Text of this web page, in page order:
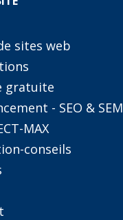
sites web
gratuite
- SEO & SEM
MAX
conseils